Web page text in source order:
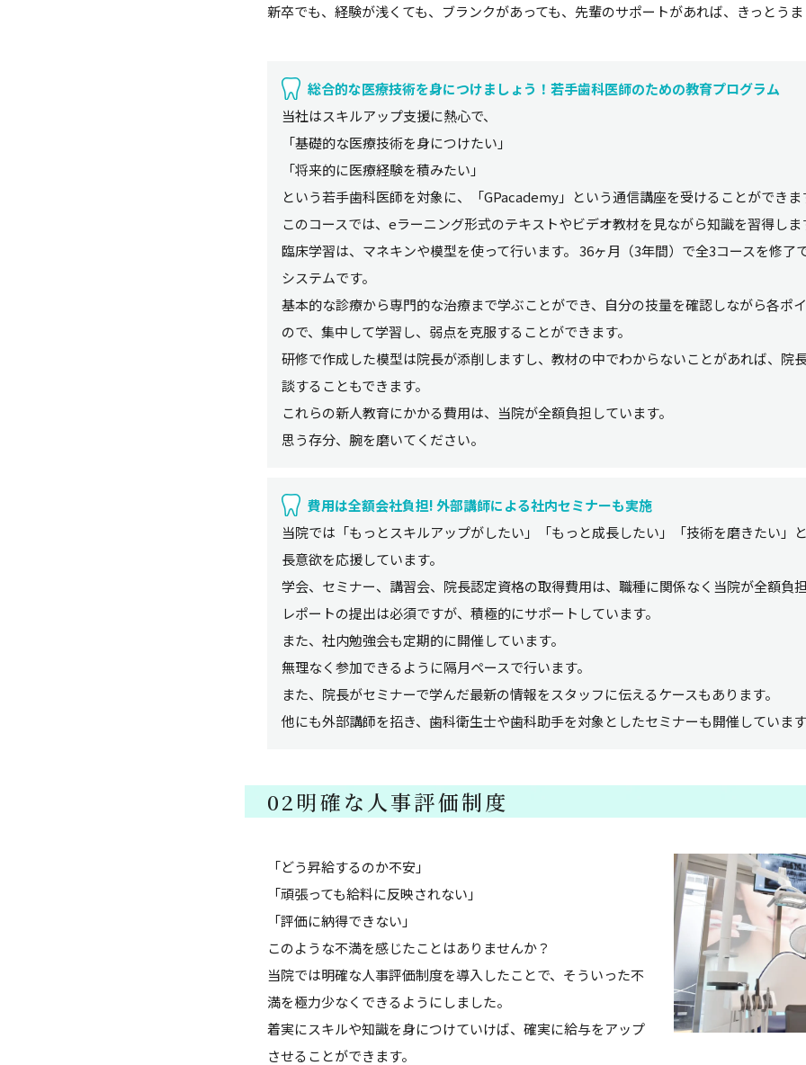
新卒でも、経験が浅くても、ブランクがあっても、先輩のサポートがあれば、きっとう
総合的な医療技術を身につけましょう！若手歯科医師のための教育プログラム
当社はスキルアップ支援に熱心で、
「基礎的な医療技術を身につけたい」
「将来的に医療経験を積みたい」
という若手歯科医師を対象に、「GPacademy」という通信講座を受けることができま
このコースでは、eラーニング形式のテキストやビデオ教材を見ながら知識を習得しま
臨床学習は、マネキンや模型を使って行います。 36ヶ月（3年間）で全3コースを修了
システムです。
基本的な診療から専門的な治療まで学ぶことができ、自分の技量を確認しながら各ポ
ので、集中して学習し、弱点を克服することができます。
研修で作成した模型は院長が添削しますし、教材の中でわからないことがあれば、院
談することもできます。
これらの新人教育にかかる費用は、当院が全額負担しています。
思う存分、腕を磨いてください。
費用は全額会社負担! 外部講師による社内セミナーも実施
当院では「もっとスキルアップがしたい」「もっと成長したい」「技術を磨きたい」
長意欲を応援しています。
学会、セミナー、講習会、院長認定資格の取得費用は、職種に関係なく当院が全額負
レポートの提出は必須ですが、積極的にサポートしています。
また、社内勉強会も定期的に開催しています。
無理なく参加できるように隔月ペースで行います。
また、院長がセミナーで学んだ最新の情報をスタッフに伝えるケースもあります。
他にも外部講師を招き、歯科衛生士や歯科助手を対象としたセミナーも開催していま
02明確な人事評価制度
「どう昇給するのか不安」
「頑張っても給料に反映されない」
「評価に納得できない」
このような不満を感じたことはありませんか？
当院では明確な人事評価制度を導入したことで、そういった不
満を極力少なくできるようにしました。
着実にスキルや知識を身につけていけば、確実に給与をアップ
させることができます。